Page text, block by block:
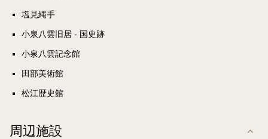
塩見縄手
小泉八雲旧居 - 国史跡
小泉八雲記念館
田部美術館
松江歴史館
周辺施設